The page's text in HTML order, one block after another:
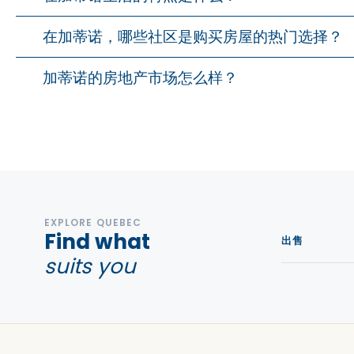
在加蒂诺，哪些社区是购买房屋的热门选择？
加蒂诺的房地产市场怎么样？
EXPLORE QUEBEC
Find what
suits you
出售